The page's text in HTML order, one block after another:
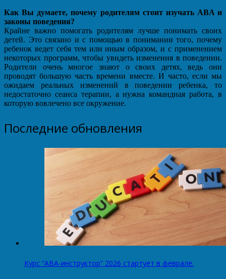
Как Вы думаете, почему родителям стоит изучать ABA и
законы поведения?
Крайне важно помогать родителям лучше понимать своих
детей. Это связано и с помощью в понимании того, почему
ребенок ведет себя тем или иным образом, и с применением
некоторых программ, чтобы увидеть изменения в поведении.
Родители очень многое знают о своих детях, ведь они
проводят большую часть времени вместе. И часто, если мы
ожидаем реальных изменений в поведении ребенка, то
недостаточно сеанса терапии, а нужна командная работа, в
которую вовлечено все окружение.
Последние обновления
Курс “АВА-инструктор” 2026 стартует в феврале.